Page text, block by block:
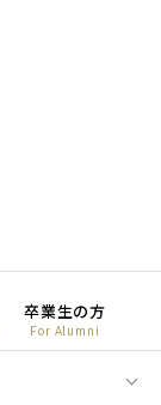
For Alumni
卒業生の方